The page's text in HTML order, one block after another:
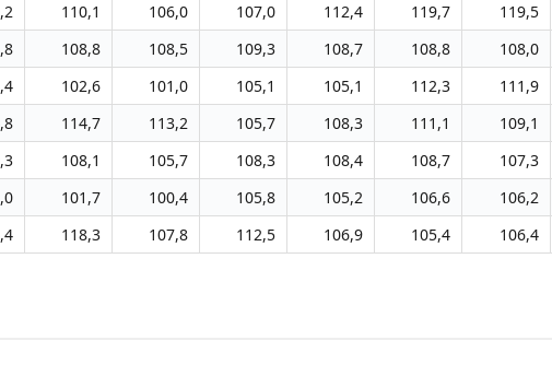
110,1 106,0 107,0 112,4 119,7 119,5
108,8 108,5 109,3 108,7 108,8 108,0
102,6 101,0 105,1 105,1 112,3 111,9
114,7 113,2 105,7 108,3 111,1 109,1
108,1 105,7 108,3 108,4 108,7 107,3
101,7 100,4 105,8 105,2 106,6 106,2
118,3 107,8 112,5 106,9 105,4 106,4